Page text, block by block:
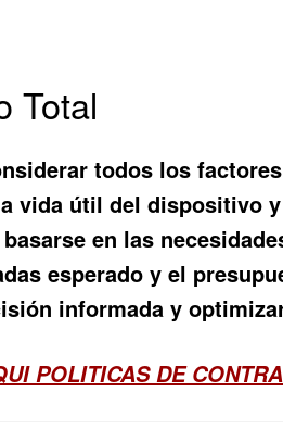
Total
todos los
vida útil del dispositivo
en las
esperado y el
informada y
POLITICAS DE